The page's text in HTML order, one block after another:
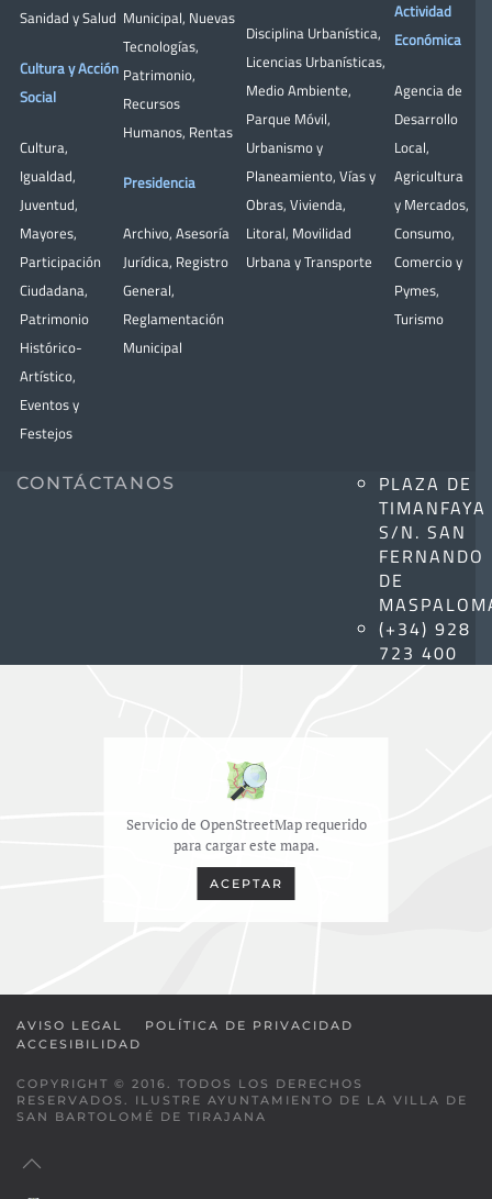
Sanidad y Salud
Cultura y Acción
Social
Cultura,
Igualdad,
Juventud,
Mayores,
Participación
Ciudadana,
Patrimonio
Histórico-
Artístico,
Eventos y
Festejos
Municipal, Nuevas
Tecnologías,
Patrimonio,
Recursos
Humanos, Rentas
Presidencia
Archivo, Asesoría
Jurídica, Registro
General,
Reglamentación
Municipal
Disciplina Urbanística,
Licencias Urbanísticas,
Medio Ambiente,
Parque Móvil,
Urbanismo y
Planeamiento, Vías y
Obras, Vivienda,
Litoral, Movilidad
Urbana y Transporte
Actividad
Económica
Agencia de
Desarrollo
Local,
Agricultura
y Mercados,
Consumo,
Comercio y
Pymes,
Turismo
CONTÁCTANOS
PLAZA DE
TIMANFAYA
S/N. SAN
FERNANDO
DE
(+34) 928
723 400
Servicio de OpenStreetMap requerido
para cargar este mapa.
ACEPTAR
AVISO LEGAL
POLÍTICA DE PRIVACIDAD
ACCESIBILIDAD
COPYRIGHT © 2016. TODOS LOS DERECHOS
RESERVADOS. ILUSTRE AYUNTAMIENTO DE LA VILLA DE
SAN BARTOLOMÉ DE TIRAJANA